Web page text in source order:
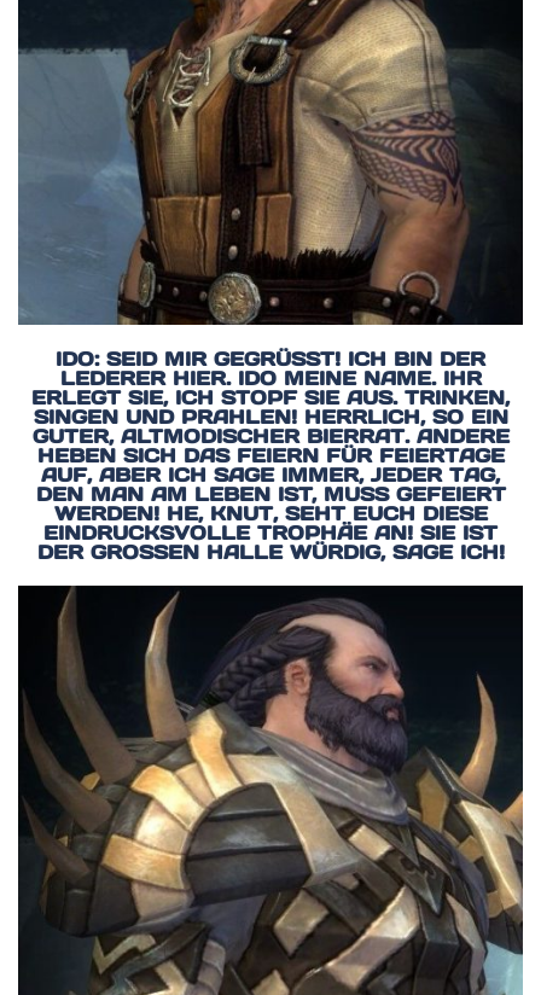
IDO: SEID MIR GEGRÜSST! ICH BIN DER L
EDERER HIER. IDO MEINE NAME. IHR E
RLEGT SIE, ICH STOPF SIE AUS. TRINKEN, S
INGEN UND PRAHLEN! HERRLICH, SO EIN G
UTER, ALTMODISCHER BIERRAT. ANDERE H
EBEN SICH DAS FEIERN FÜR FEIERTAGE A
UF, ABER ICH SAGE IMMER, JEDER TAG, D
EN MAN AM LEBEN IST, MUSS GEFEIERT W
ERDEN! HE, KNUT, SEHT EUCH DIESE E
INDRUCKSVOLLE TROPHÄE AN! SIE IST D
ER GROSSEN HALLE WÜRDIG, SAGE ICH!